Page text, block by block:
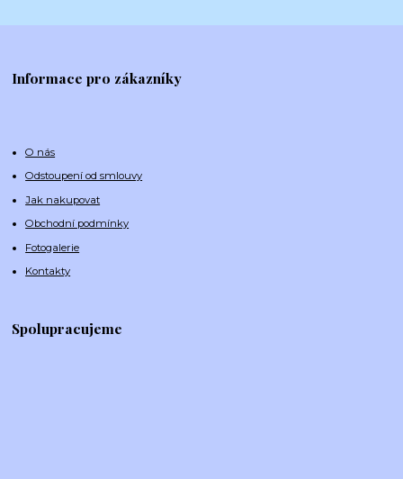
Informace pro zákazníky
O nás
Odstoupení od smlouvy
Jak nakupovat
Obchodní podmínky
Fotogalerie
Kontakty
Spolupracujeme